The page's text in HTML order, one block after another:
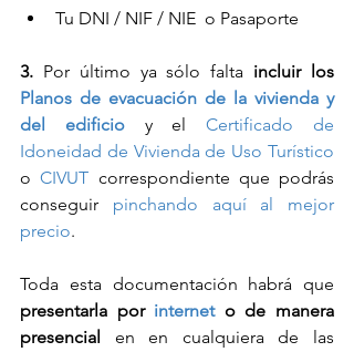
Tu DNI / NIF / NIE  o Pasaporte
3. Por último ya sólo falta
Planos de evacuación de la vivienda y
del edificio y el Certificado de
Idoneidad de Vivienda de Uso Turístico
o CIVUT correspondiente que podrás
conseguir pinchando aquí al mejor
precio.
presentarla por internet o de manera
presencial